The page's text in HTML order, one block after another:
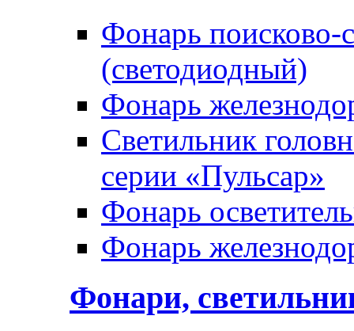
Фонарь
(светодиодный)
Фонарь
Светильник
серии «Пульсар»
Фонарь
Фонарь
Фонари,